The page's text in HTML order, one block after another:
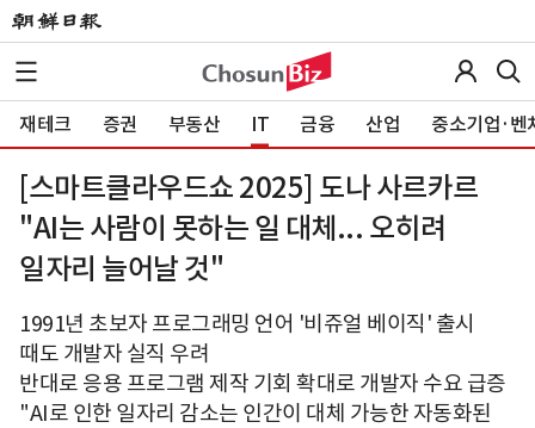
재테크 증권 부동산 IT 금융 산업 중소기업·벤
[스마트클라우드쇼 2025] 도나 사르카르
"AI는 사람이 못하는 일 대체... 오히려
일자리 늘어날 것"
1991년 초보자 프로그래밍 언어 '비쥬얼 베이직' 출시
때도 개발자 실직 우려
반대로 응용 프로그램 제작 기회 확대로 개발자 수요 급증
"AI로 인한 일자리 감소는 인간이 대체 가능한 자동화된